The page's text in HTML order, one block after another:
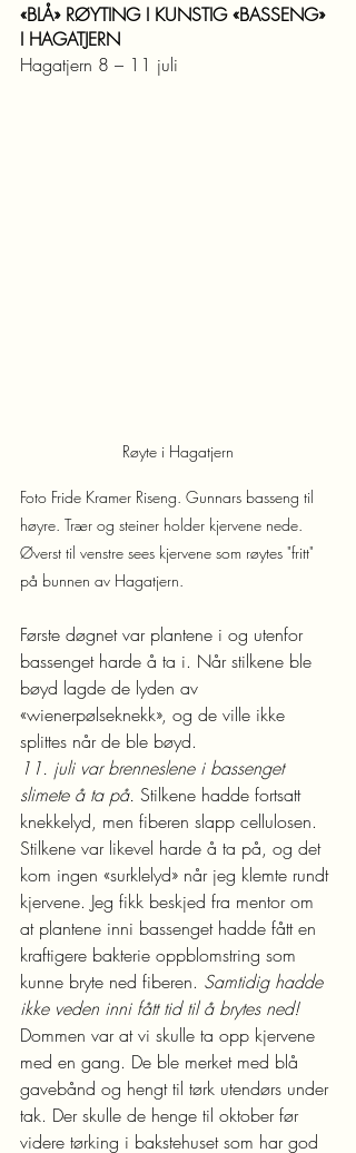
«BLÅ» RØYTING I KUNSTIG «BASSENG»
I HAGATJERN
Hagatjern 8 – 11 juli
Røyte i Hagatjern
Foto Fride Kramer Riseng. Gunnars basseng til
høyre. Trær og steiner holder kjervene nede.
Øverst til venstre sees kjervene som røytes "fritt"
på bunnen av Hagatjern.
Første døgnet var plantene i og utenfor
bassenget harde å ta i. Når stilkene ble
bøyd lagde de lyden av
«wienerpølseknekk», og de ville ikke
splittes når de ble bøyd.
11. juli var brenneslene i bassenget
slimete å ta på. Stilkene hadde fortsatt
knekkelyd, men fiberen slapp cellulosen.
Stilkene var likevel harde å ta på, og det
kom ingen «surklelyd» når jeg klemte rundt
kjervene. Jeg fikk beskjed fra mentor om
at plantene inni bassenget hadde fått en
kraftigere bakterie oppblomstring som
kunne bryte ned fiberen. Samtidig hadde
ikke veden inni fått tid til å brytes ned!
Dommen var at vi skulle ta opp kjervene
med en gang. De ble merket med blå
gavebånd og hengt til tørk utendørs under
tak. Der skulle de henge til oktober før
videre tørking i bakstehuset som har god